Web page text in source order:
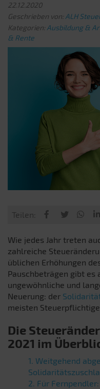
22.12.2020
Geschrieben von: ALH
Kategorien: Ausbildung &
& Rente
Teilen:
Wie jedes Jahr treten
zahlreiche
üblichen Erhöhungen
Pauschbeträgen gibt es
ungewöhnliche und
Neuerung: der
meisten
Die
2021 im
1. Weitgehend
2. Für